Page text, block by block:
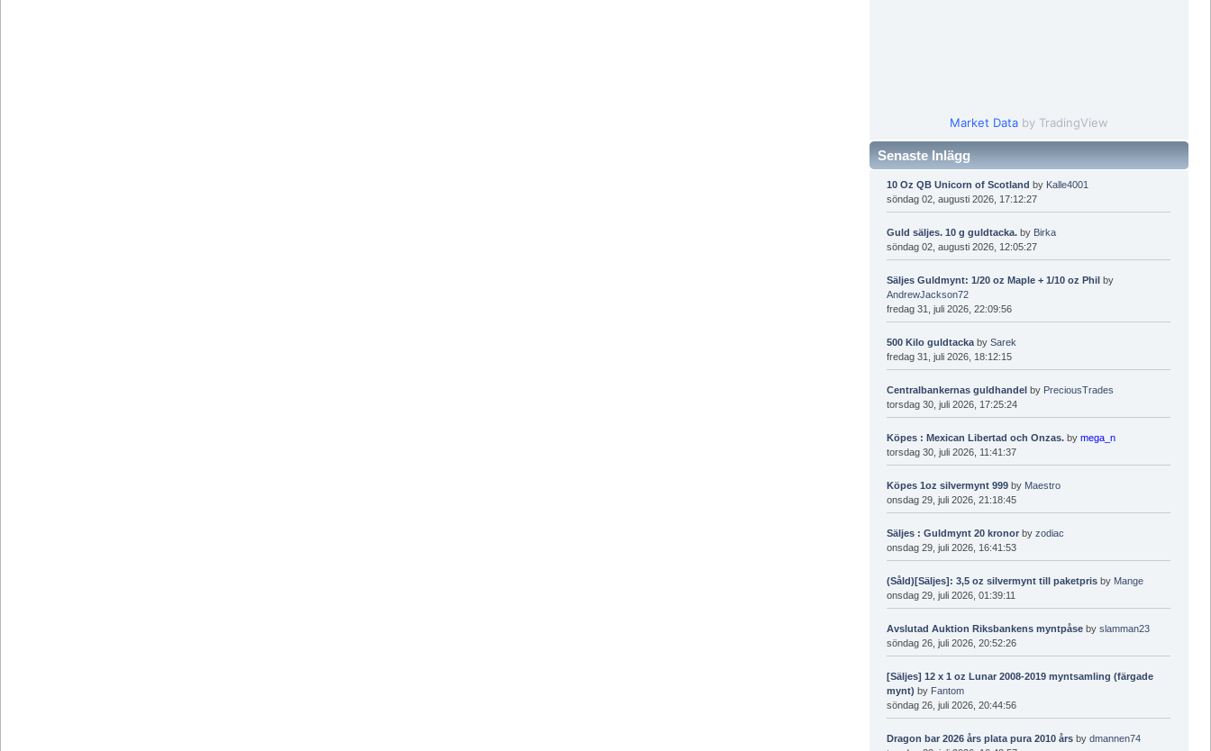
Market Data by TradingView
Senaste Inlägg
10 Oz QB Unicorn of Scotland by Kalle4001
söndag 02, augusti 2026, 17:12:27
Guld säljes. 10 g guldtacka. by Birka
söndag 02, augusti 2026, 12:05:27
Säljes Guldmynt: 1/20 oz Maple + 1/10 oz Phil by
AndrewJackson72
fredag 31, juli 2026, 22:09:56
500 Kilo guldtacka bySarek
fredag 31, juli 2026, 18:12:15
Centralbankernas guldhandel by PreciousTrades
torsdag 30, juli 2026, 17:25:24
Köpes : Mexican Libertad och Onzas. bymega_n
torsdag 30, juli 2026, 11:41:37
Köpes 1oz silvermynt 999 by Maestro
onsdag 29, juli 2026, 21:18:45
Säljes : Guldmynt 20 kronorbyzodiac
onsdag 29, juli 2026, 16:41:53
(Såld)[Säljes]: 3,5 oz silvermynt till paketpris by Mange
onsdag 29, juli 2026, 01:39:11
Avslutad Auktion Riksbankens myntpåse byslamman23
söndag 26, juli 2026, 20:52:26
[Säljes] 12 x 1 oz Lunar 2008-2019 myntsamling (färgade
mynt) by Fantom
söndag 26, juli 2026, 20:44:56
Dragon bar 2026 års plata pura 2010 års bydmannen74